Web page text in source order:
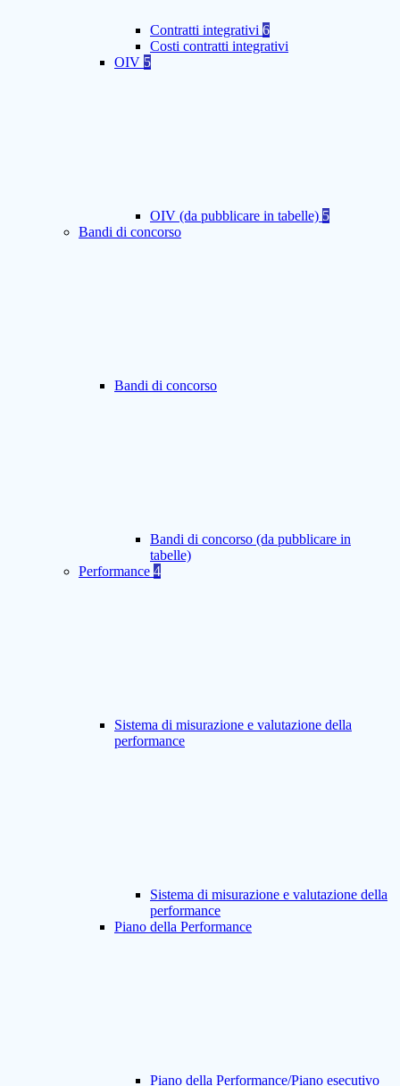
Contratti integrativi 6
Costi contratti integrativi
OIV 5
OIV (da pubblicare in tabelle) 5
Bandi di concorso
Bandi di concorso
Bandi di concorso (da pubblicare in
tabelle)
Performance 4
Sistema di misurazione e valutazione della
performance
Sistema di misurazione e valutazione della
performance
Piano della Performance
Piano della Performance/Piano esecutivo